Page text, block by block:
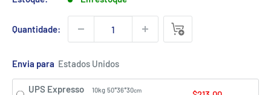
Quantidade:
Envia para
UPS Expresso 10kg 50*36*30cm